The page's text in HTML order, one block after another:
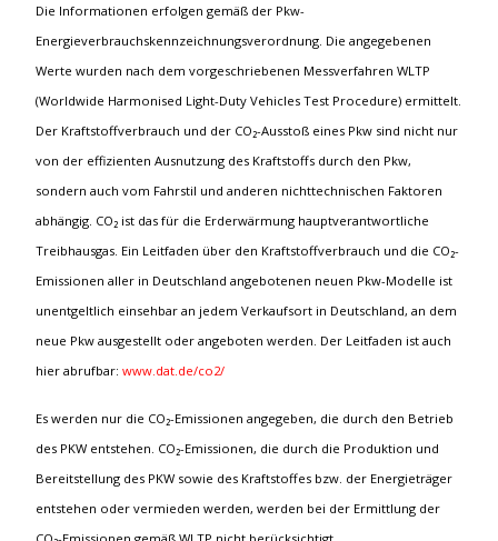
Die Informationen erfolgen gemäß der Pkw-
Energieverbrauchskennzeichnungsverordnung. Die angegebenen
Werte wurden nach dem vorgeschriebenen Messverfahren WLTP
(Worldwide Harmonised Light-Duty Vehicles Test Procedure) ermittelt.
Der Kraftstoffverbrauch und der CO₂-Ausstoß eines Pkw sind nicht nur
von der effizienten Ausnutzung des Kraftstoffs durch den Pkw,
sondern auch vom Fahrstil und anderen nichttechnischen Faktoren
abhängig. CO₂ ist das für die Erderwärmung hauptverantwortliche
Treibhausgas. Ein Leitfaden über den Kraftstoffverbrauch und die CO₂-
Emissionen aller in Deutschland angebotenen neuen Pkw-Modelle ist
unentgeltlich einsehbar an jedem Verkaufsort in Deutschland, an dem
neue Pkw ausgestellt oder angeboten werden. Der Leitfaden ist auch
hier abrufbar: www.dat.de/co2/
Es werden nur die CO₂-Emissionen angegeben, die durch den Betrieb
des PKW entstehen. CO₂-Emissionen, die durch die Produktion und
Bereitstellung des PKW sowie des Kraftstoffes bzw. der Energieträger
entstehen oder vermieden werden, werden bei der Ermittlung der